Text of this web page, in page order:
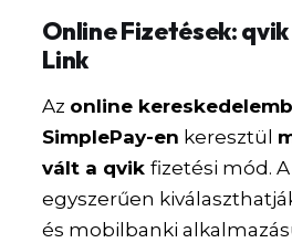
Online Fizetések: qvik
Link
Az online
SimplePay-en keresztül
vált a qvikfizetési mód.
egyszerűen
és mobilbanki